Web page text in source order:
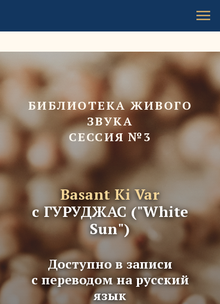
БИБЛИОТЕКА ЖИВОГО
ЗВУКА
СЕССИЯ №3
Basant Ki Var
с ГУРУДЖАС ("White
Sun")
Доступно в записи
с переводом на русский
язык